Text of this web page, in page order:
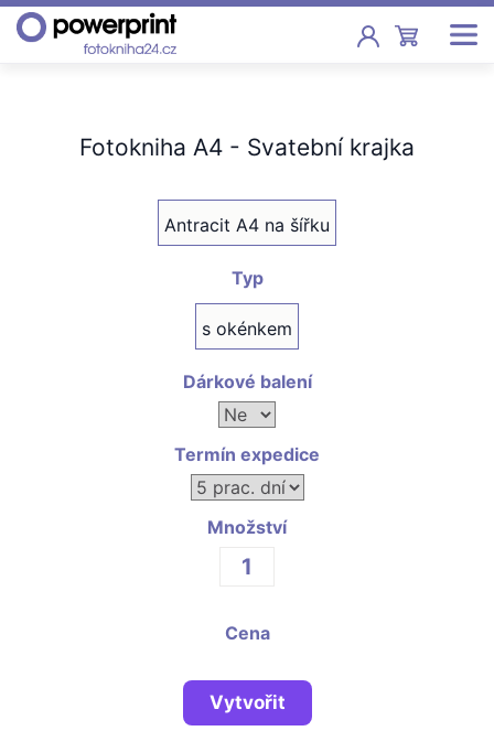
Pevná vazba, sešity, poukazy
Fotokalendáře
Tisk fotografií od 2,90 Kč
Fotoknihy a dárky pro školy
Fotokniha A4 - Svatební krajka
Antracit A4 na šířku
Typ
s okénkem
Dárkové balení
Termín expedice
Množství
Cena
Vytvořit